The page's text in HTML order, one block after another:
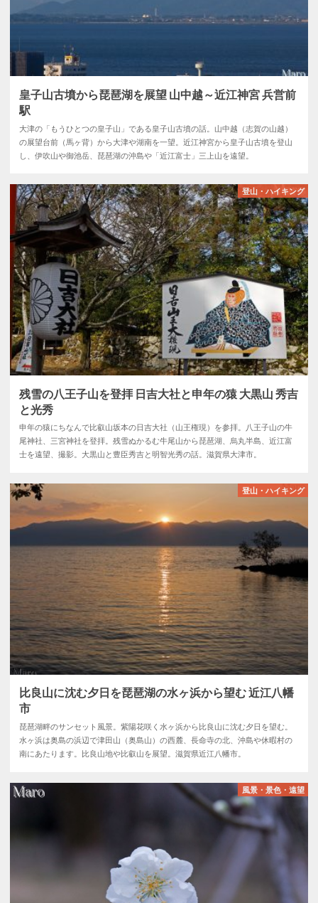
皇子山古墳から琵琶湖を展望 山中越～近江神宮 兵営前
駅
大津の「もうひとつの皇子山」である皇子山古墳の話。山中越（志賀の山越）
の展望台前（馬ヶ背）から大津や湖南を一望。近江神宮から皇子山古墳を登山
し、伊吹山や御池岳、琵琶湖の沖島や「近江富士」三上山を遠望。
登山・ハイキング
残雪の八王子山を登拝 日吉大社と申年の猿 大黒山 秀吉
と光秀
申年の猿にちなんで比叡山坂本の日吉大社（山王権現）を参拝。八王子山の牛
尾神社、三宮神社を登拝。残雪ぬかるむ牛尾山から琵琶湖、烏丸半島、近江富
士を遠望、撮影。大黒山と豊臣秀吉と明智光秀の話。滋賀県大津市。
登山・ハイキング
比良山に沈む夕日を琵琶湖の水ヶ浜から望む 近江八幡
市
琵琶湖畔のサンセット風景。紫陽花咲く水ヶ浜から比良山に沈む夕日を望む。
水ヶ浜は奥島の浜辺で津田山（奥島山）の西麓、長命寺の北、沖島や休暇村の
南にあたります。比良山地や比叡山を展望。滋賀県近江八幡市。
風景・景色・遠望